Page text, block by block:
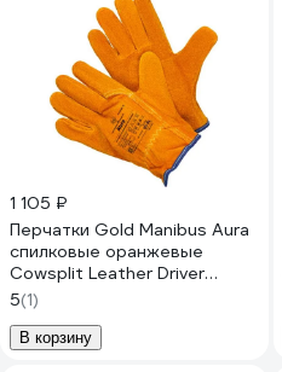
1 105 ₽
Перчатки Gold Manibus Aura
спилковые оранжевые
Cowsplit Leather Driver
Gloves р.1 (XXL) 12/120 GM-
1002LT-11
5(1)
В корзину